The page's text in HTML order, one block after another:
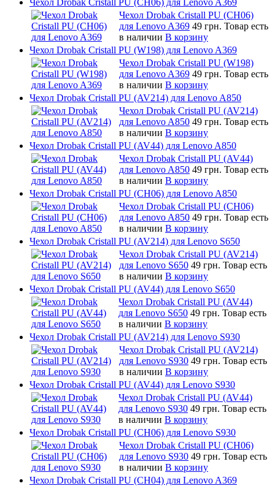
Чехол Drobak Cristall PU (CH06)
для Lenovo A369 49 грн. Товар есть
в наличии В корзину
Чехол Drobak Cristall PU (W198) для Lenovo A369
Чехол Drobak Cristall PU (W198)
для Lenovo A369 49 грн. Товар есть
в наличии В корзину
Чехол Drobak Cristall PU (AV214) для Lenovo A850
Чехол Drobak Cristall PU (AV214)
для Lenovo A850 49 грн. Товар есть
в наличии В корзину
Чехол Drobak Cristall PU (AV44) для Lenovo A850
Чехол Drobak Cristall PU (AV44)
для Lenovo A850 49 грн. Товар есть
в наличии В корзину
Чехол Drobak Cristall PU (CH06) для Lenovo A850
Чехол Drobak Cristall PU (CH06)
для Lenovo A850 49 грн. Товар есть
в наличии В корзину
Чехол Drobak Cristall PU (AV214) для Lenovo S650
Чехол Drobak Cristall PU (AV214)
для Lenovo S650 49 грн. Товар есть
в наличии В корзину
Чехол Drobak Cristall PU (AV44) для Lenovo S650
Чехол Drobak Cristall PU (AV44)
для Lenovo S650 49 грн. Товар есть
в наличии В корзину
Чехол Drobak Cristall PU (AV214) для Lenovo S930
Чехол Drobak Cristall PU (AV214)
для Lenovo S930 49 грн. Товар есть
в наличии В корзину
Чехол Drobak Cristall PU (AV44) для Lenovo S930
Чехол Drobak Cristall PU (AV44)
для Lenovo S930 49 грн. Товар есть
в наличии В корзину
Чехол Drobak Cristall PU (CH06) для Lenovo S930
Чехол Drobak Cristall PU (CH06)
для Lenovo S930 49 грн. Товар есть
в наличии В корзину
Чехол Drobak Cristall PU (CH04) для Lenovo A369